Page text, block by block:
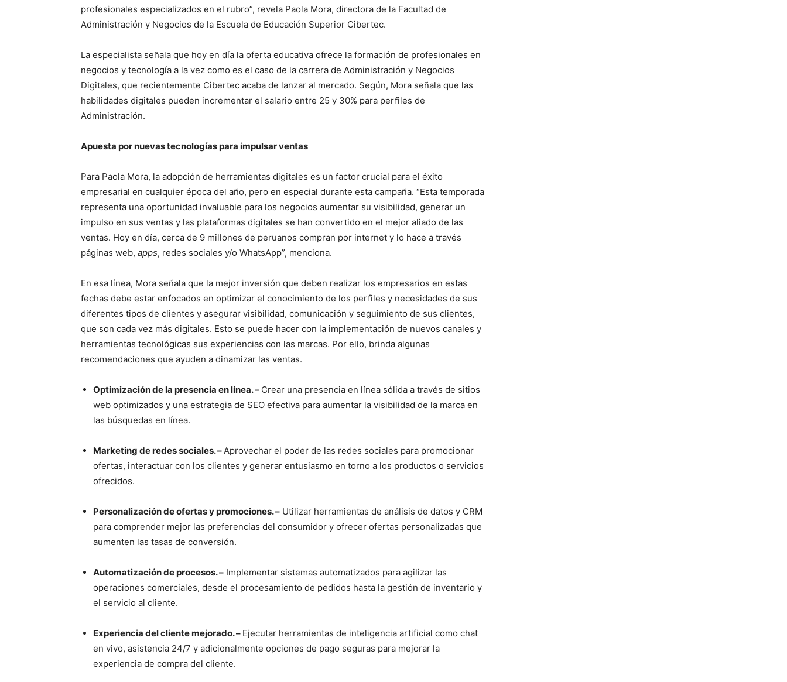
profesionales especializados en el rubro”, revela Paola Mora, directora de la Facultad de
Administración y Negocios de la Escuela de Educación Superior Cibertec.
La especialista señala que hoy en día la oferta educativa ofrece la formación de profesionales en
negocios y tecnología a la vez como es el caso de la carrera de Administración y Negocios
Digitales, que recientemente Cibertec acaba de lanzar al mercado. Según, Mora señala que las
habilidades digitales pueden incrementar el salario entre 25 y 30% para perfiles de
Administración.
Apuesta por nuevas tecnologías para impulsar ventas
Para Paola Mora, la adopción de herramientas digitales es un factor crucial para el éxito
empresarial en cualquier época del año, pero en especial durante esta campaña. “Esta temporada
representa una oportunidad invaluable para los negocios aumentar su visibilidad, generar un
impulso en sus ventas y las plataformas digitales se han convertido en el mejor aliado de las
ventas. Hoy en día, cerca de 9 millones de peruanos compran por internet y lo hace a través
páginas web, apps, redes sociales y/o WhatsApp”, menciona.
En esa línea, Mora señala que la mejor inversión que deben realizar los empresarios en estas
fechas debe estar enfocados en optimizar el conocimiento de los perfiles y necesidades de sus
diferentes tipos de clientes y asegurar visibilidad, comunicación y seguimiento de sus clientes,
que son cada vez más digitales. Esto se puede hacer con la implementación de nuevos canales y
herramientas tecnológicas sus experiencias con las marcas. Por ello, brinda algunas
recomendaciones que ayuden a dinamizar las ventas.
Optimización de la presencia en línea. – Crear una presencia en línea sólida a través de sitios
web optimizados y una estrategia de SEO efectiva para aumentar la visibilidad de la marca en
las búsquedas en línea.
Marketing de redes sociales. –Aprovechar el poder de las redes sociales para promocionar
ofertas, interactuar con los clientes y generar entusiasmo en torno a los productos o servicios
ofrecidos.
Personalización de ofertas y promociones. – Utilizar herramientas de análisis de datos y CRM
para comprender mejor las preferencias del consumidor y ofrecer ofertas personalizadas que
aumenten las tasas de conversión.
Automatización de procesos. – Implementar sistemas automatizados para agilizar las
operaciones comerciales, desde el procesamiento de pedidos hasta la gestión de inventario y
el servicio al cliente.
Experiencia del cliente mejorado. – Ejecutar herramientas de inteligencia artificial como chat
en vivo, asistencia 24/7 y adicionalmente opciones de pago seguras para mejorar la
experiencia de compra del cliente.